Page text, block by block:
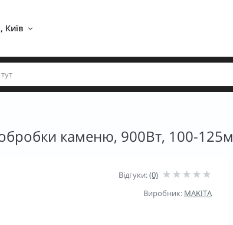
Київ
каменю, 900Вт, 100-
Відгуки:(0)
Виробник: MAKITA